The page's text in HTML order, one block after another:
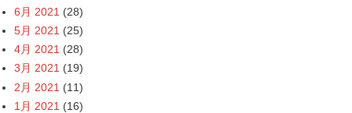
6月 2021 (28)
5月 2021 (25)
4月 2021 (28)
3月 2021 (19)
2月 2021 (11)
1月 2021 (16)